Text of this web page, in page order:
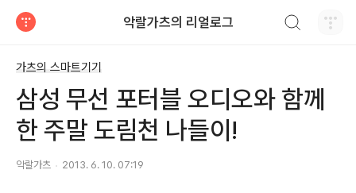
악랄가츠의 리얼로그
가츠의 스마트기기
삼성 무선 포터블 오디오와 함께
한 주말 도림천 나들이!
악랄가츠 2013. 6. 10. 07:19